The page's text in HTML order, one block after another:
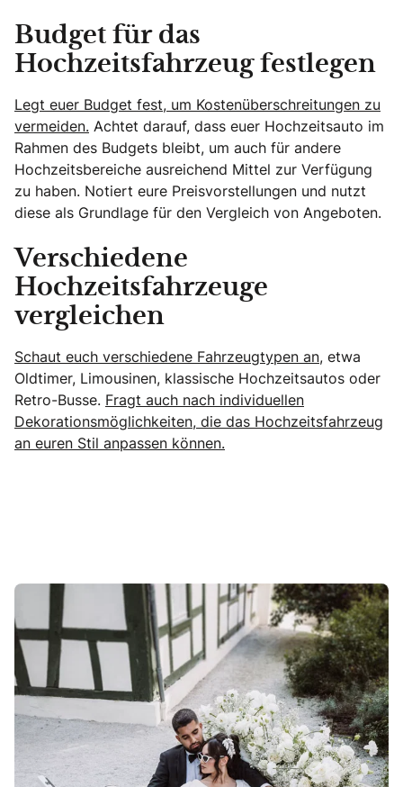
Budget für das
Hochzeitsfahrzeug festlegen
Legt euer Budget fest, um Kostenüberschreitungen zu
vermeiden. Achtet darauf, dass euer Hochzeitsauto im
Rahmen des Budgets bleibt, um auch für andere
Hochzeitsbereiche ausreichend Mittel zur Verfügung
zu haben. Notiert eure Preisvorstellungen und nutzt
diese als Grundlage für den Vergleich von Angeboten.
Verschiedene
Hochzeitsfahrzeuge
vergleichen
Schaut euch verschiedene Fahrzeugtypen an, etwa
Oldtimer, Limousinen, klassische Hochzeitsautos oder
Retro-Busse. Fragt auch nach individuellen
Dekorationsmöglichkeiten, die das Hochzeitsfahrzeug
an euren Stil anpassen können.